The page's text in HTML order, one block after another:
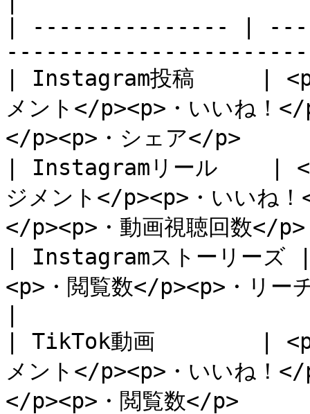
| --------------- |
| Instagram投稿     | <p>
メント</p><p>・いいね！
</p><p>・シェア</p>
| Instagramリール    |
ジメント</p><p>・いいね
</p><p>・動画視聴回数</
| Instagramストーリーズ
<p>・閲覧数</p><p>・リー
| TikTok動画        | <p>
メント</p><p>・いいね！
</p><p>・閲覧数</p>